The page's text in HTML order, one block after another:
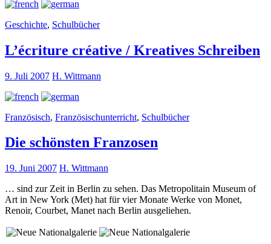
Geschichte, Schulbücher
L’écriture créative / Kreatives Schreiben
9. Juli 2007 H. Wittmann
Französisch, Französischunterricht, Schulbücher
Die schönsten Franzosen
19. Juni 2007 H. Wittmann
… sind zur Zeit in Berlin zu sehen. Das Metropolitain Museum of
Art in New York (Met) hat für vier Monate Werke von Monet,
Renoir, Courbet, Manet nach Berlin ausgeliehen.